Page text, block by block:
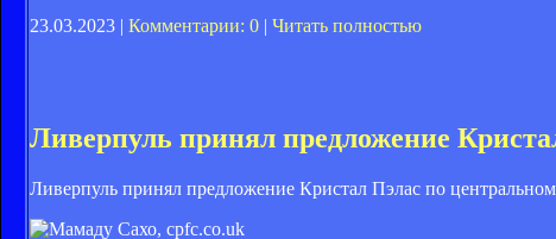
23.03.2023 | Комментарии: 0 | Читать полностью
Ливерпуль принял предложение
Ливерпуль принял предложение Кристал Пэлас по